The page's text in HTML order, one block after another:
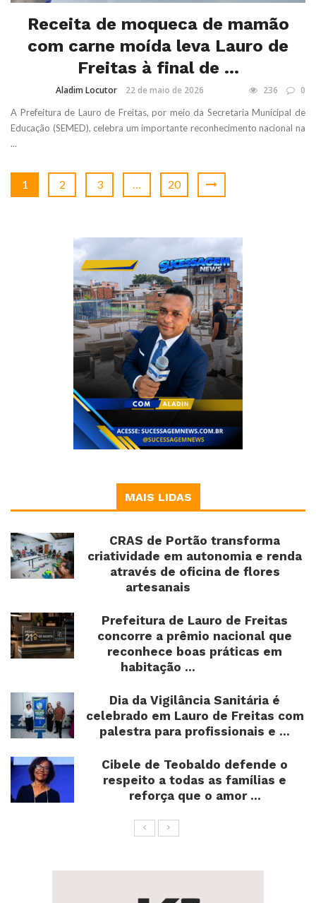
Receita de moqueca de mamão
com carne moída leva Lauro de
Freitas à final de ...
Aladim Locutor 22 de maio de 2026 236 0
A Prefeitura de Lauro de Freitas, por meio da Secretaria Municipal de
Educação (SEMED), celebra um importante reconhecimento nacional na
...
1 2 3 … 20
MAIS LIDAS
CRAS de Portão transforma
criatividade em autonomia e renda
através de oficina de flores
artesanais
Prefeitura de Lauro de Freitas
concorre a prêmio nacional que
reconhece boas práticas em
habitação ...
Dia da Vigilância Sanitária é
celebrado em Lauro de Freitas com
palestra para profissionais e ...
Cibele de Teobaldo defende o
respeito a todas as famílias e
reforça que o amor ...